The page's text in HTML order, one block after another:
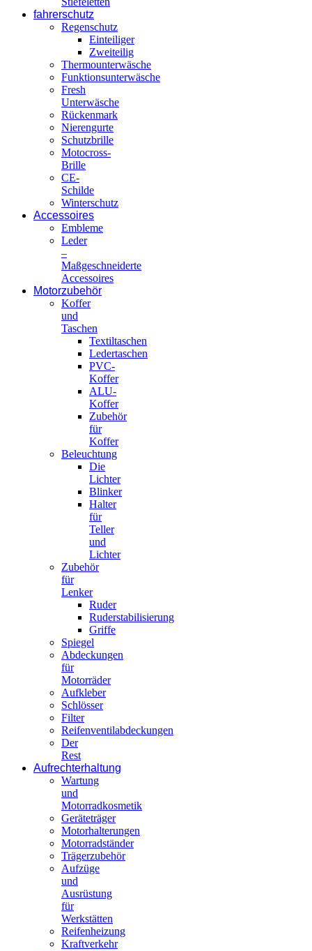
fahrerschutz
Regenschutz
Einteiliger
Zweiteilig
Thermounterwäsche
Funktionsunterwäsche
Fresh
Unterwäsche
Rückenmark
Nierengurte
Schutzbrille
Motocross-
Brille
CE-
Schilde
Winterschutz
Accessoires
Embleme
Leder
–
Maßgeschneiderte
Accessoires
Motorzubehör
Koffer
und
Taschen
Textiltaschen
Ledertaschen
PVC-
Koffer
ALU-
Koffer
Zubehör
für
Koffer
Beleuchtung
Die
Lichter
Blinker
Halter
für
Teller
und
Lichter
Zubehör
für
Lenker
Ruder
Ruderstabilisierung
Griffe
Spiegel
Abdeckungen
für
Motorräder
Aufkleber
Schlösser
Filter
Reifenventilabdeckungen
Der
Rest
Aufrechterhaltung
Wartung
und
Motorradkosmetik
Geräteträger
Motorhalterungen
Motorradständer
Trägerzubehör
Aufzüge
und
Ausrüstung
für
Werkstätten
Reifenheizung
Kraftverkehr